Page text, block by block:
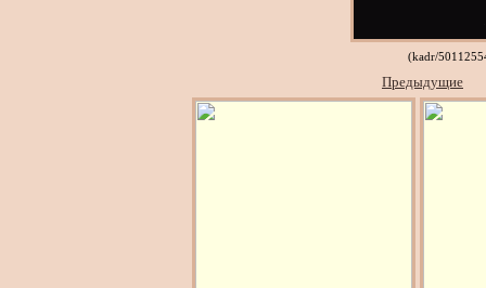
(kadr/
Предыдущие